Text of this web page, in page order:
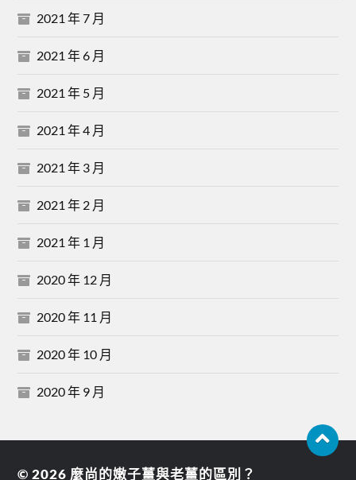
2021 年 7 月
2021 年 6 月
2021 年 5 月
2021 年 4 月
2021 年 3 月
2021 年 2 月
2021 年 1 月
2020 年 12 月
2020 年 11 月
2020 年 10 月
2020 年 9 月
© 2026 麼尚的嫩子薑與老薑的區別？